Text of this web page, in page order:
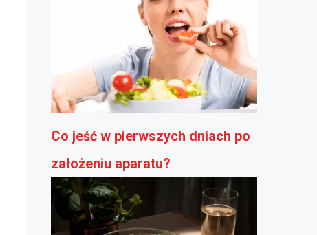
Co jeść w pierwszych dniach po
założeniu aparatu?